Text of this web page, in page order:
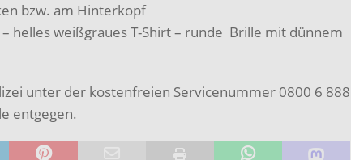
bzw. am Hinterkopf
helles weißgraues T-Shirt – runde Brille mit dünnem
unter der kostenfreien Servicenummer 0800 6 888
entgegen.